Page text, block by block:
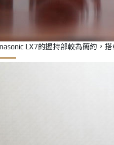
LX7的握持部較為簡約，